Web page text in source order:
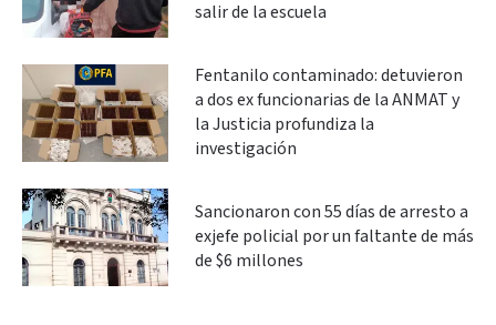
salir de la escuela
Fentanilo contaminado: detuvieron
a dos ex funcionarias de la ANMAT y
la Justicia profundiza la
investigación
Sancionaron con 55 días de arresto a
exjefe policial por un faltante de más
de $6 millones